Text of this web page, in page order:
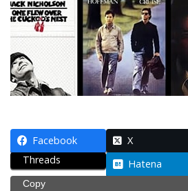
Facebook X
Threads
Hatena
Copy